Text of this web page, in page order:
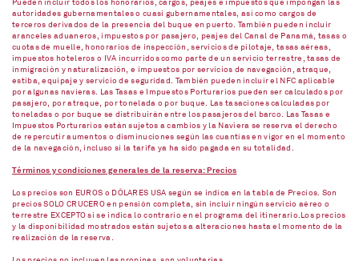
Pueden incluir todos los honorarios, cargos, peajes e impuestos que impongan las
autoridades gubernamentales o cuasi gubernamentales, así como cargos de
terceros derivados de la presencia del buque en puerto. También pueden incluir
aranceles aduaneros, impuestos por pasajero, peajes del Canal de Panamá, tasas o
cuotas de muelle, honorarios de inspección, servicios de pilotaje, tasas aéreas,
impuestos hoteleros o IVA incurridos como parte de un servicio terrestre, tasas de
inmigración y naturalización, e impuestos por servicios de navegación, atraque,
estiba, equipaje y servicio de seguridad. También pueden incluir el NFC aplicable
por algunas navieras. Las Tasas e Impuestos Porturarios pueden ser calculados por
pasajero, por atraque, por tonelada o por buque. Las tasaciones calculadas por
toneladas o por buque se distribuirán entre los pasajeros del barco. Las Tasas e
Impuestos Porturarios están sujetos a cambios y la Naviera se reserva el derecho
de repercutir aumentos o disminuciones según las cuantías en vigor en el momento
de la navegación, incluso si la tarifa ya ha sido pagada en su totalidad.
Términos y condiciones generales de la reserva: Precios
Los precios son EUROS o DÓLARES USA según se indica en la tabla de Precios. Son
precios SOLO CRUCERO en pensión completa, sin incluir ningún servicio aéreo o
terrestre EXCEPTO si se indica lo contrario en el programa del itinerario.Los precios
y la disponibilidad mostrados están sujetos a alteraciones hasta el momento de la
realización de la reserva.